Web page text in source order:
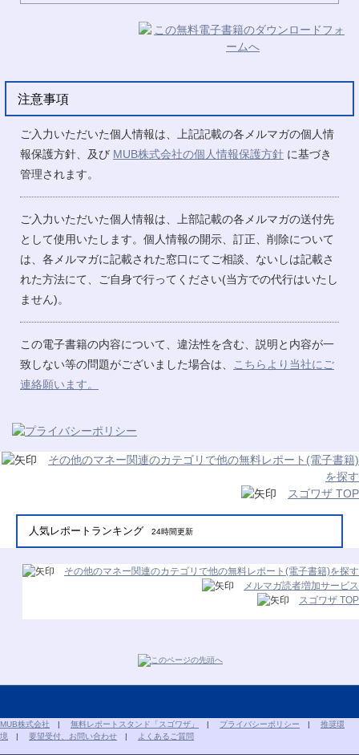
注意事項
ご入力いただいた個人情報は、上記記載の各メルマガの個人情
報保護方針、及び MUB株式会社の個人情報保護方針 に基づき
管理されます。
ご入力いただいた個人情報は、上部記載の各メルマガの送付先
として使用いたします。個人情報の開示、訂正、削除について
は、各メルマガに記載された窓口にてご相談、ないしは記載さ
れた方法にて、ご自身で行ってください(当方での代行はいたし
ません)。
この電子書籍の内容について、違法性を含む、説明と内容が一
致しない等の問題がございました場合は、
こちらより当社にご
連絡願います。
その他のマネー関連のカテゴリで他の無料レポート(電子書籍)
を探す
スゴワザ TOP
人気レポートランキング 24時間更新
その他のマネー関連のカテゴリで他の無料レポート(電子書籍)を探す
メルマガ読者増加サービス
スゴワザ TOP
MUB株式会社 | 無料レポートスタンド「スゴワザ」 | プライバシーポリシー | 推奨環
境 | 要望受付、お問い合わせ | よくあるご質問